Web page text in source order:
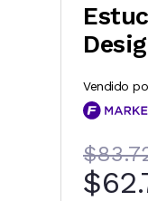
Vendido